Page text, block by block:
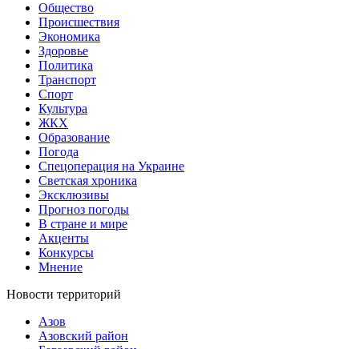
Общество
Происшествия
Экономика
Здоровье
Политика
Транспорт
Спорт
Культура
ЖКХ
Образование
Погода
Спецоперация на Украине
Светская хроника
Эксклюзивы
Прогноз погоды
В стране и мире
Акценты
Конкурсы
Мнение
Новости территорий
Азов
Азовский район